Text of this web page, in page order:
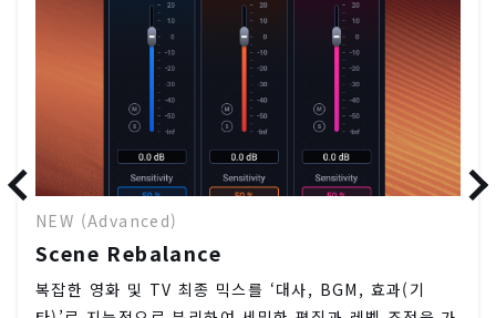
NEW (Advanced)
Scene Rebalance
복잡한 영화 및 TV 최종 믹스를 ‘대사, BGM, 효과(기